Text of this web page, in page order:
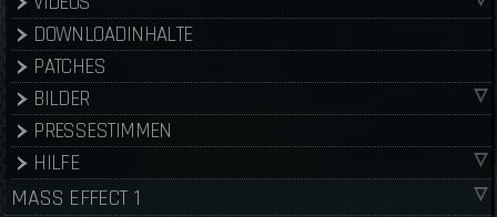
DOWNLOADINHALTE
PATCHES
BILDER
PRESSESTIMMEN
HILFE
MASS EFFECT 1